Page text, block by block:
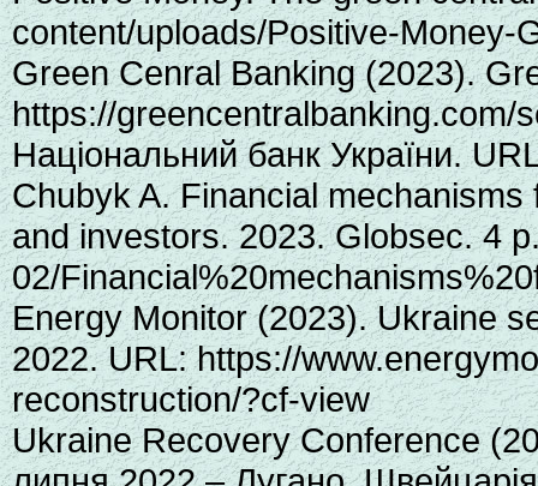
content/uploads/Positive-Money-
Green Cenral Banking (2023).
https://greencentralbanking.com/
Національний банк України.
Chubyk A. Financial
and investors. 2023. Globsec. 4
02/
Energy Monitor (2023). Ukraine
2022. URL: https://
reconstruction/?cf-view
Ukraine Recovery Conference